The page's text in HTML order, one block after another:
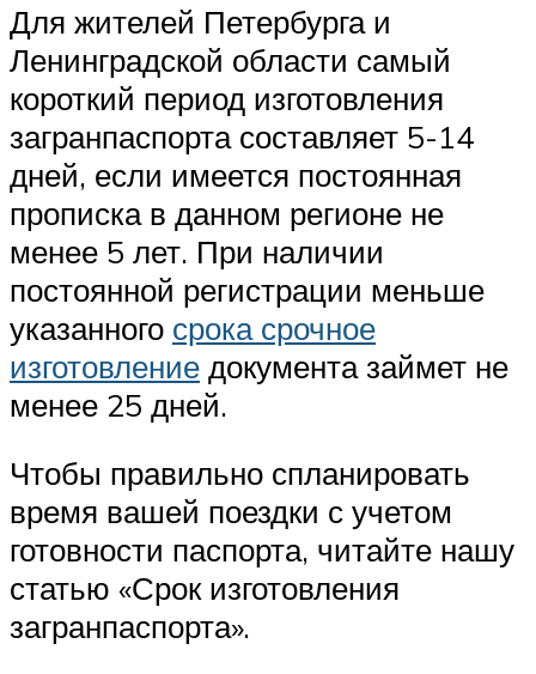
Для жителей Петербурга и
Ленинградской области самый
короткий период изготовления
загранпаспорта составляет 5-14
дней, если имеется постоянная
прописка в данном регионе не
менее 5 лет. При наличии
постоянной регистрации меньше
указанного срока срочное
изготовление документа займет не
менее 25 дней.
Чтобы правильно спланировать
время вашей поездки с учетом
готовности паспорта, читайте нашу
статью «Срок изготовления
загранпаспорта».